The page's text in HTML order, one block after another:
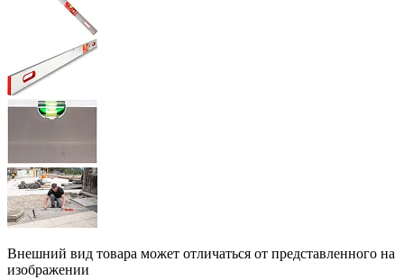
Внешний вид товара может отличаться от представленного на
изображении